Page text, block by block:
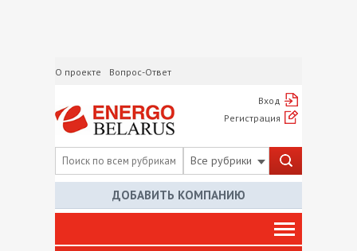
О проекте Вопрос-Ответ
Вход
Регистрация
Все рубрики
ДОБАВИТЬ КОМПАНИЮ